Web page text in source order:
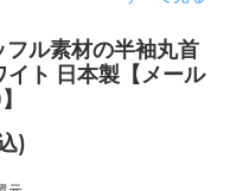
ル素材の半袖丸首
ト 日本製【メール
)